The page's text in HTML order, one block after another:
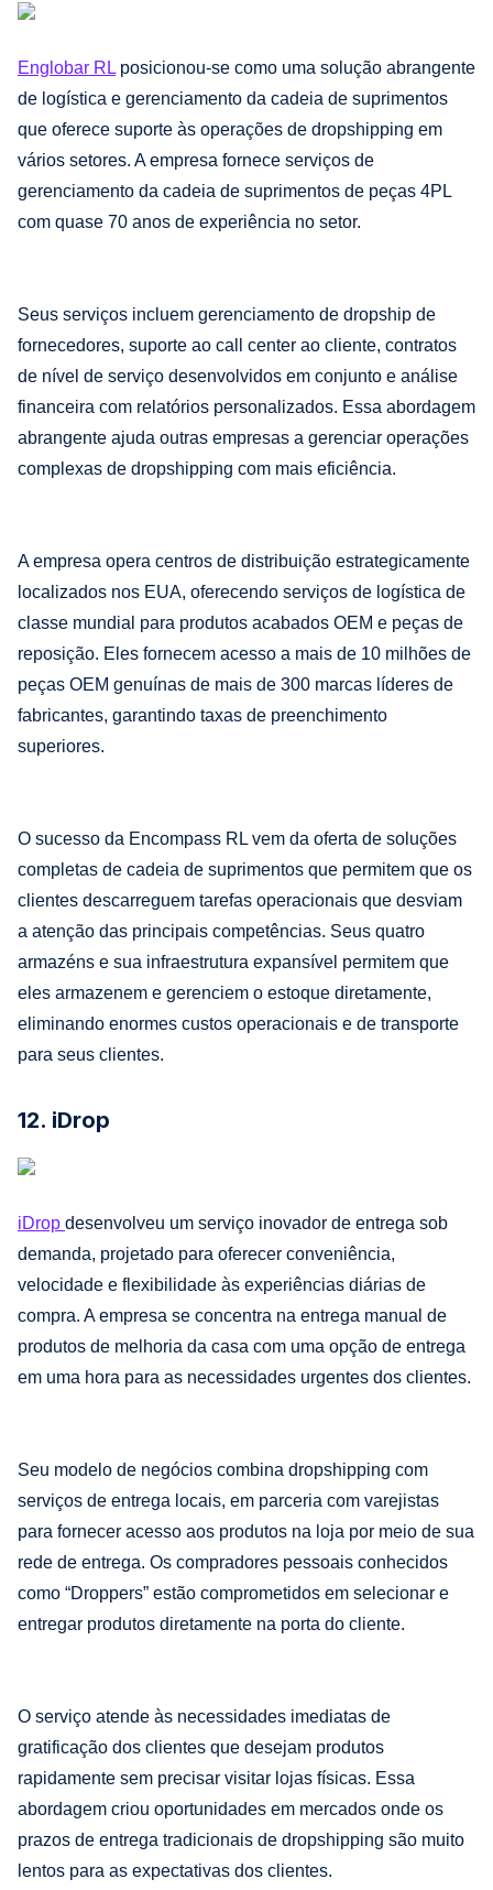
Englobar RL posicionou-se como uma solução abrangente
de logística e gerenciamento da cadeia de suprimentos
que oferece suporte às operações de dropshipping em
vários setores. A empresa fornece serviços de
gerenciamento da cadeia de suprimentos de peças 4PL
com quase 70 anos de experiência no setor.
Seus serviços incluem gerenciamento de dropship de
fornecedores, suporte ao call center ao cliente, contratos
de nível de serviço desenvolvidos em conjunto e análise
financeira com relatórios personalizados. Essa abordagem
abrangente ajuda outras empresas a gerenciar operações
complexas de dropshipping com mais eficiência.
A empresa opera centros de distribuição estrategicamente
localizados nos EUA, oferecendo serviços de logística de
classe mundial para produtos acabados OEM e peças de
reposição. Eles fornecem acesso a mais de 10 milhões de
peças OEM genuínas de mais de 300 marcas líderes de
fabricantes, garantindo taxas de preenchimento
superiores.
O sucesso da Encompass RL vem da oferta de soluções
completas de cadeia de suprimentos que permitem que os
clientes descarreguem tarefas operacionais que desviam
a atenção das principais competências. Seus quatro
armazéns e sua infraestrutura expansível permitem que
eles armazenem e gerenciem o estoque diretamente,
eliminando enormes custos operacionais e de transporte
para seus clientes.
12. iDrop
iDrop desenvolveu um serviço inovador de entrega sob
demanda, projetado para oferecer conveniência,
velocidade e flexibilidade às experiências diárias de
compra. A empresa se concentra na entrega manual de
produtos de melhoria da casa com uma opção de entrega
em uma hora para as necessidades urgentes dos clientes.
Seu modelo de negócios combina dropshipping com
serviços de entrega locais, em parceria com varejistas
para fornecer acesso aos produtos na loja por meio de sua
rede de entrega. Os compradores pessoais conhecidos
como “Droppers” estão comprometidos em selecionar e
entregar produtos diretamente na porta do cliente.
O serviço atende às necessidades imediatas de
gratificação dos clientes que desejam produtos
rapidamente sem precisar visitar lojas físicas. Essa
abordagem criou oportunidades em mercados onde os
prazos de entrega tradicionais de dropshipping são muito
lentos para as expectativas dos clientes.